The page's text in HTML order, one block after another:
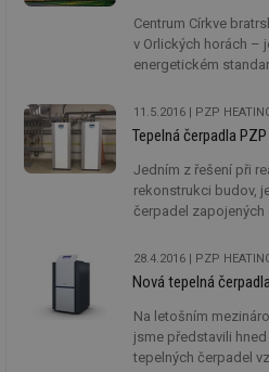
Centrum Církve
v Orlických horách –
energetickém
o výkonu 36,4 kW.
Stavba roku
11.5.2016 PZP
Tepelná čerpadla
Jedním z řešení při
rekonstrukci budov,
čerpadel zapojených
vzduch–voda SPLIT.
pro vytápění a
teploty −25 °C.
28.4.2016 PZP
Nová tepelná
Na letošním
jsme představili
tepelných čerpadel